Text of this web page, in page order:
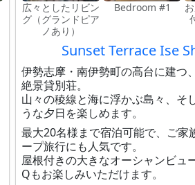
広々としたリビン
グ（グランドピア
ノあり）
Bedroom #1
Sunset Terrace Ise
伊勢志摩・南伊勢町の高台に建つ
絶景貸別荘。
山々の稜線と海に浮かぶ島々、そ
うな夕日を楽しめます。
最大20名様まで宿泊可能で、ご家
ープ旅行にも人気です。
屋根付きの大きなオーシャンビュ
Qもお楽しみいただけます。